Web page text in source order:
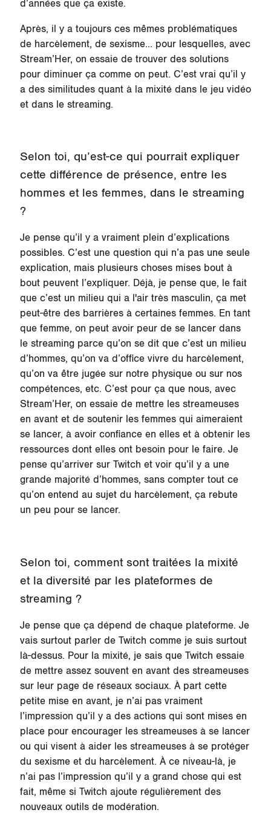
d’années que ça existe.
Après, il y a toujours ces mêmes problématiques
de harcèlement, de sexisme… pour lesquelles, avec
Stream’Her, on essaie de trouver des solutions
pour diminuer ça comme on peut. C’est vrai qu’il y
a des similitudes quant à la mixité dans le jeu vidéo
et dans le streaming.
Selon toi, qu’est-ce qui pourrait expliquer
cette différence de présence, entre les
hommes et les femmes, dans le streaming
?
Je pense qu’il y a vraiment plein d’explications
possibles. C’est une question qui n’a pas une seule
explication, mais plusieurs choses mises bout à
bout peuvent l’expliquer. Déjà, je pense que, le fait
que c’est un milieu qui a l'air très masculin, ça met
peut-être des barrières à certaines femmes. En tant
que femme, on peut avoir peur de se lancer dans
le streaming parce qu’on se dit que c’est un milieu
d’hommes, qu’on va d’office vivre du harcèlement,
qu’on va être jugée sur notre physique ou sur nos
compétences, etc. C’est pour ça que nous, avec
Stream’Her, on essaie de mettre les streameuses
en avant et de soutenir les femmes qui aimeraient
se lancer, à avoir confiance en elles et à obtenir les
ressources dont elles ont besoin pour le faire. Je
pense qu’arriver sur Twitch et voir qu’il y a une
grande majorité d’hommes, sans compter tout ce
qu’on entend au sujet du harcèlement, ça rebute
un peu pour se lancer.
Selon toi, comment sont traitées la mixité
et la diversité par les plateformes de
streaming ?
Je pense que ça dépend de chaque plateforme. Je
vais surtout parler de Twitch comme je suis surtout
là-dessus. Pour la mixité, je sais que Twitch essaie
de mettre assez souvent en avant des streameuses
sur leur page de réseaux sociaux. À part cette
petite mise en avant, je n’ai pas vraiment
l’impression qu’il y a des actions qui sont mises en
place pour encourager les streameuses à se lancer
ou qui visent à aider les streameuses à se protéger
du sexisme et du harcèlement. À ce niveau-là, je
n’ai pas l’impression qu’il y a grand chose qui est
fait, même si Twitch ajoute régulièrement des
nouveaux outils de modération.